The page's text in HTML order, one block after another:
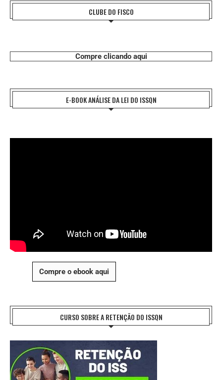
CLUBE DO FISCO
Compre clicando aqui
E-BOOK ANÁLISE DA LEI DO ISSQN
Compre o ebook aqui
CURSO SOBRE A RETENÇÃO DO ISSQN